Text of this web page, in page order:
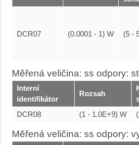
DCR07 (0.0001 - 1) W (5 -
Měřená veličina: ss odpory:
Interní
identifikátor
Rozsah
DCR08
(1 - 1.0E+9) W
Měřená veličina: ss odpory: